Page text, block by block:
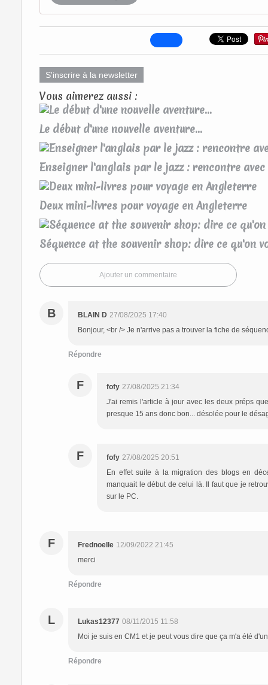
S'inscrire à la newsletter
Vous aimerez aussi :
Le début d'une nouvelle aventure...
Enseigner l'anglais par le jazz : rencontre
Deux mini-livres pour voyage en Angleterre
Séquence at the souvenir shop: dire ce qu'on
Ajouter un commentaire
B BLAIN D 27/08/2025 17:40
Bonjour, <br /> Je n'arrive pas a trouver la fiche de
Répondre
F fofy 27/08/2025 21:34
J'ai remis l'article à jour avec les deux préps
presque 15 ans donc bon... désolée pour le
F fofy 27/08/2025 20:51
En effet suite à la migration des blogs en
manquait le début de celui là. Il faut que je
sur le PC.
F Frednoelle 12/09/2022 21:45
merci
Répondre
L Lukas12377 08/11/2015 11:58
Moi je suis en CM1 et je peut vous dire que ça m'a été
Répondre